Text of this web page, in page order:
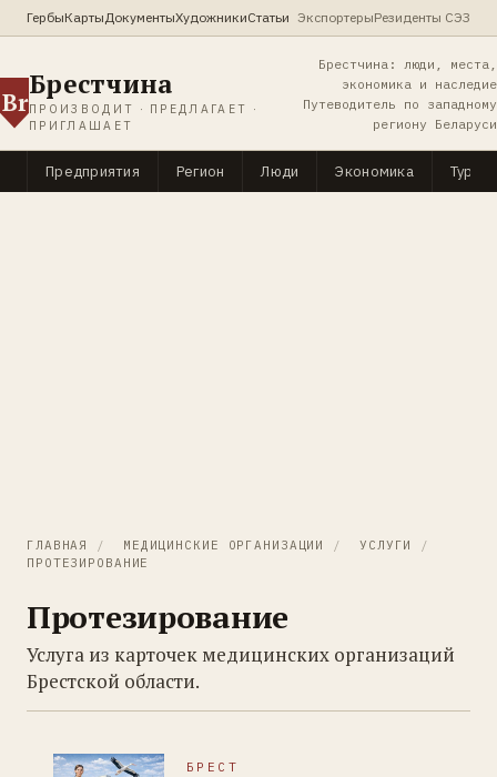
ГербыКартыДокументыХудожникиСтатьи ЭкспортерыРезиденты СЭЗ
Br
Брестчина
ПРОИЗВОДИТ · ПРЕДЛАГАЕТ ·
ПРИГЛАШАЕТ
Брестчина: люди, места,
экономика и наследие
Путеводитель по западному
региону Беларуси
Предприятия Регион Люди Экономика
ГЛАВНАЯ / МЕДИЦИНСКИЕ ОРГАНИЗАЦИИ / УСЛУГИ
/
ПРОТЕЗИРОВАНИЕ
Протезирование
Услуга из карточек медицинских организаций
Брестской области.
БРЕСТ